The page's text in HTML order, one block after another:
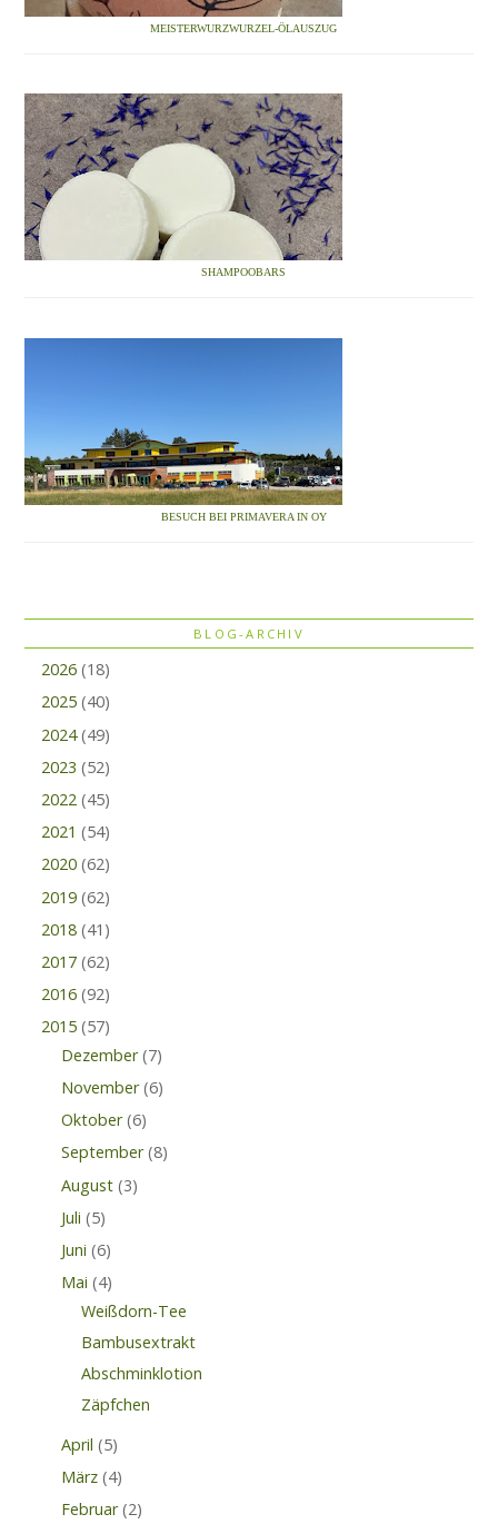
MEISTERWURZWURZEL-ÖLAUSZUG
SHAMPOOBARS
BESUCH BEI PRIMAVERA IN OY
BLOG-ARCHIV
2026 (18)
2025 (40)
2024 (49)
2023 (52)
2022 (45)
2021 (54)
2020 (62)
2019 (62)
2018 (41)
2017 (62)
2016 (92)
2015 (57)
Dezember (7)
November (6)
Oktober (6)
September (8)
August (3)
Juli (5)
Juni (6)
Mai (4)
Weißdorn-Tee
Bambusextrakt
Abschminklotion
Zäpfchen
April (5)
März (4)
Februar (2)